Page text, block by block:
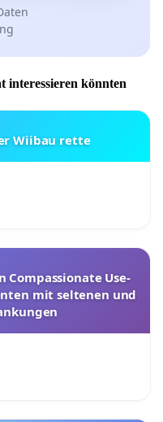
interessieren könnten
Wiibau rette
Use-
mit seltenen und